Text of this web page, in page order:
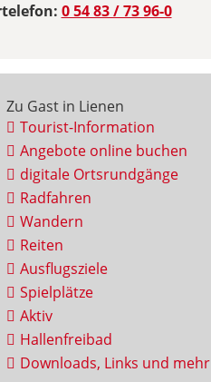
0 54 83 / 73 96-0
Zu Gast in Lienen
Tourist-Information
Angebote online buchen
digitale Ortsrundgänge
Radfahren
Wandern
Reiten
Ausflugsziele
Spielplätze
Aktiv
Hallenfreibad
Downloads, Links und mehr